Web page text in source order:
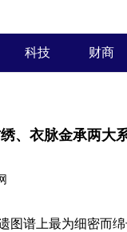
科技 财商
、衣脉金承两大
谱上最为细密而绵